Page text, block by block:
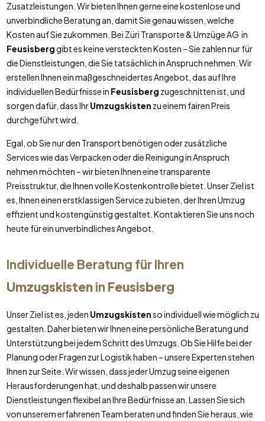
Zusatzleistungen. Wir bieten Ihnen gerne eine kostenlose und
unverbindliche Beratung an, damit Sie genau wissen, welche
Kosten auf Sie zukommen. Bei Züri Transporte & Umzüge AG in
Feusisberggibt es keine versteckten Kosten – Sie zahlen nur für
die Dienstleistungen, die Sie tatsächlich in Anspruch nehmen. Wir
erstellen Ihnen ein maßgeschneidertes Angebot, das auf Ihre
individuellen Bedürfnisse in Feusisberg zugeschnitten ist, und
sorgen dafür, dass IhrUmzugskisten zu einem fairen Preis
durchgeführt wird.
Egal, ob Sie nur den Transport benötigen oder zusätzliche
Services wie das Verpacken oder die Reinigung in Anspruch
nehmen möchten – wir bieten Ihnen eine transparente
Preisstruktur, die Ihnen volle Kostenkontrolle bietet. Unser Ziel ist
es, Ihnen einen erstklassigen Service zu bieten, der Ihren Umzug
effizient und kostengünstig gestaltet. Kontaktieren Sie uns noch
heute für ein unverbindliches Angebot.
Individuelle Beratung für Ihren
Umzugskistenin Feusisberg
Unser Ziel ist es, jeden Umzugskistenso individuell wie möglich zu
gestalten. Daher bieten wir Ihnen eine persönliche Beratung und
Unterstützung bei jedem Schritt des Umzugs. Ob Sie Hilfe bei der
Planung oder Fragen zur Logistik haben – unsere Experten stehen
Ihnen zur Seite. Wir wissen, dass jeder Umzug seine eigenen
Herausforderungen hat, und deshalb passen wir unsere
Dienstleistungen flexibel an Ihre Bedürfnisse an. Lassen Sie sich
von unserem erfahrenen Team beraten und finden Sie heraus, wie